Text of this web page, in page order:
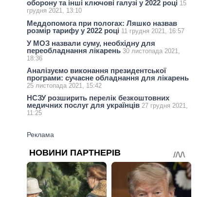
оборону та інші ключові галузі у 2022 році 15
грудня 2021, 13:10
Меддопомога при пологах: Ляшко назвав
розмір тарифу у 2022 році 11 грудня 2021, 16:57
У МОЗ назвали суму, необхідну для
переобладнання лікарень 30 листопада 2021,
18:36
Аналізуємо виконання президентської
програми: сучасне обладнання для лікарень
25 листопада 2021, 15:42
НСЗУ розширить перелік безкоштовних
медичних послуг для українців 27 грудня 2021,
11:25